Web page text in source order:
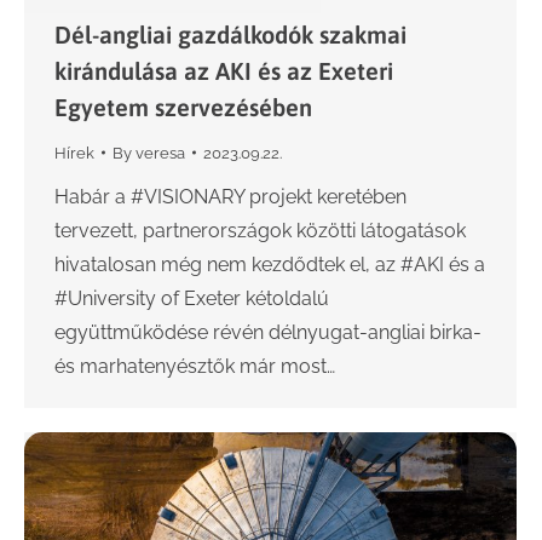
Dél-angliai gazdálkodók szakmai
kirándulása az AKI és az Exeteri
Egyetem szervezésében
Hírek By veresa 2023.09.22.
Habár a #VISIONARY projekt keretében
tervezett, partnerországok közötti látogatások
hivatalosan még nem kezdődtek el, az #AKI és a
#University of Exeter kétoldalú
együttműködése révén délnyugat-angliai birka-
és marhatenyésztők már most…